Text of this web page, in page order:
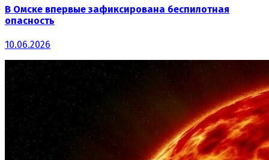
В Омске впервые зафиксирована беспилотная
опасность
10.06.2026